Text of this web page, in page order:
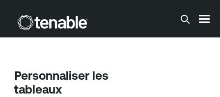
Passer au contenu principal
Personnaliser les
tableaux